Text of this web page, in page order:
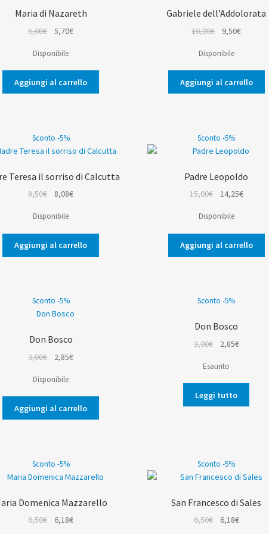
Maria di Nazareth
6,00€
originale
era:
6,00€.
5,70€Il
è:
5,70€.
Disponibile
Aggiungi al carrello
Gabriele dell’Addolorata
10,00€
originale
era:
10,00€.
9,50€Il
è:
9,50€.
Disponibile
Aggiungi al carrello
Sconto -5%
Teresa il sorriso di Calcutta
8,50€
originale
era:
8,50€.
8,08€Il
è:
8,08€.
Disponibile
Aggiungi al carrello
Sconto -5%
Padre Leopoldo
15,00€
originale
era:
15,00€.
14,25€Il
è:
14,25€.
Disponibile
Aggiungi al carrello
Sconto -5%
Don Bosco
3,00€
originale
era:
3,00€.
2,85€Il
è:
2,85€.
Disponibile
Aggiungi al carrello
Sconto -5%
Don Bosco
3,00€
originale
era:
3,00€.
2,85€Il
è:
Esaurito
Leggi tutto
Sconto -5%
Domenica Mazzarello
6,50€ 6,18€Il
Sconto -5%
San Francesco di Sales
6,50€ 6,18€Il